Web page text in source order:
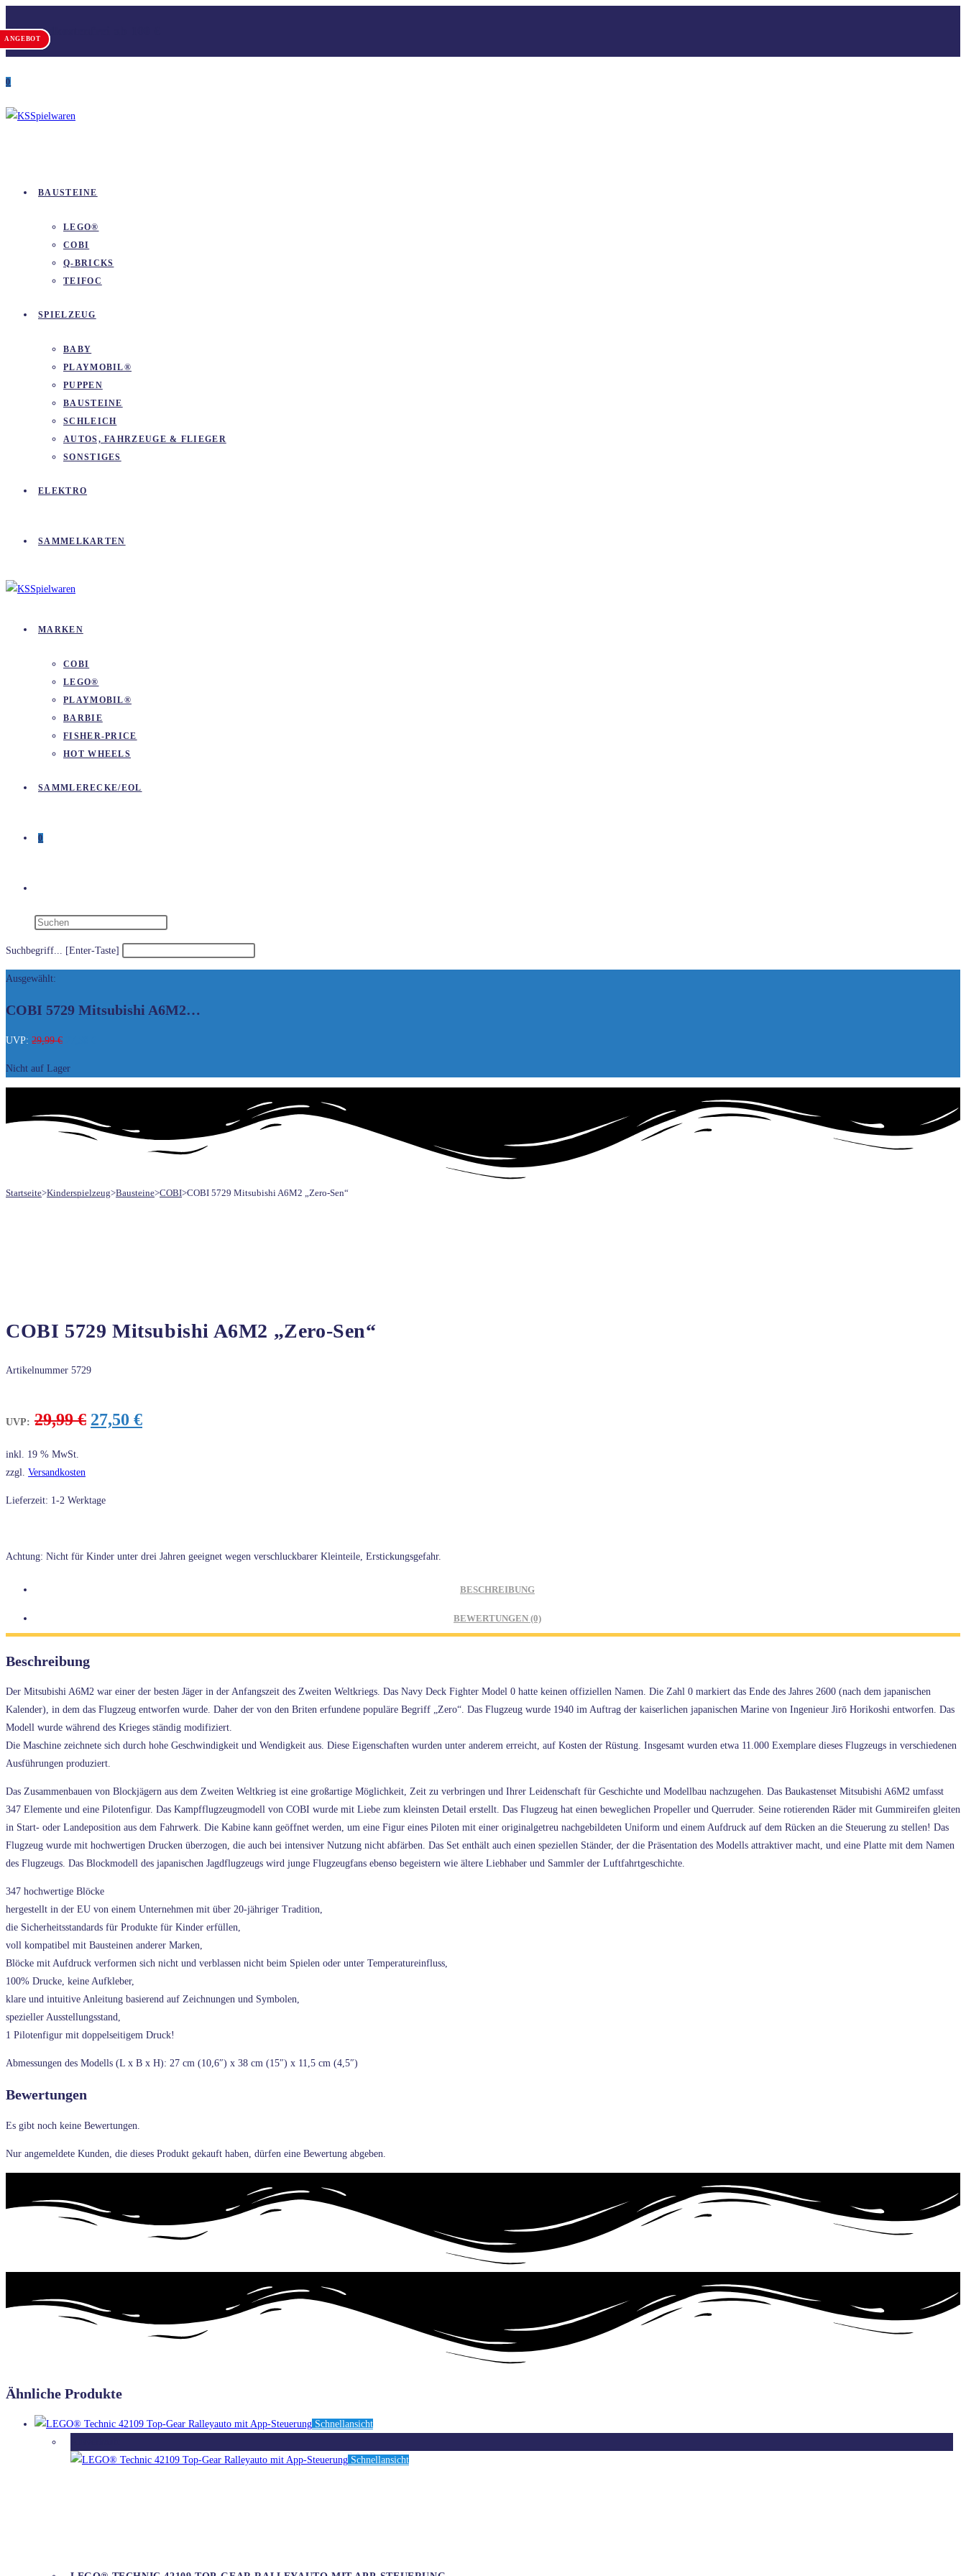
Inhalt
springen
Versandkostenfrei ab 100 €
0
BAUSTEINE
LEGO®
COBI
Q-BRICKS
TEIFOC
SPIELZEUG
BABY
PLAYMOBIL®
PUPPEN
BAUSTEINE
SCHLEICH
AUTOS, FAHRZEUGE & FLIEGER
SONSTIGES
ELEKTRO
SAMMELKARTEN
MARKEN
COBI
LEGO®
PLAYMOBIL®
BARBIE
FISHER-PRICE
HOT WHEELS
SAMMLERECKE/EOL
0
Suchbegriff... [Enter-Taste]
Ausgewählt:
COBI 5729 Mitsubishi A6M2…
UVP: 29,99€
war:
ist:
Nicht auf Lager
Startseite>Kinderspielzeug>Bausteine>COBI>COBI 5729 Mitsubishi A6M2 „Zero-Sen“
ANGEBOT
COBI 5729 Mitsubishi A6M2 „Zero-Sen“
Artikelnummer 5729
UVP: 29,99€ Ursprünglicher
27,50 €Aktueller
inkl. 19 % MwSt.
zzgl. Versandkosten
Lieferzeit: 1-2 Werktage
Achtung: Nicht für Kinder unter drei Jahren geeignet wegen verschluckbarer Kleinteile, Erstickungsgefahr.
BESCHREIBUNG
BEWERTUNGEN (0)
Beschreibung
Der Mitsubishi A6M2 war einer der besten Jäger in der Anfangszeit des Zweiten Weltkriegs. Das Navy Deck Fighter Model 0 hatte keinen offiziellen Namen. Die Zahl 0 markiert das Ende des Jahres 2600 (nach dem japanischen
Kalender), in dem das Flugzeug entworfen wurde. Daher der von den Briten erfundene populäre Begriff „Zero“. Das Flugzeug wurde 1940 im Auftrag der kaiserlichen japanischen Marine von Ingenieur Jirō Horikoshi entworfen. Das
Modell wurde während des Krieges ständig modifiziert.
Die Maschine zeichnete sich durch hohe Geschwindigkeit und Wendigkeit aus. Diese Eigenschaften wurden unter anderem erreicht, auf Kosten der Rüstung. Insgesamt wurden etwa 11.000 Exemplare dieses Flugzeugs in verschiedenen
Ausführungen produziert.
Das Zusammenbauen von Blockjägern aus dem Zweiten Weltkrieg ist eine großartige Möglichkeit, Zeit zu verbringen und Ihrer Leidenschaft für Geschichte und Modellbau nachzugehen. Das Baukastenset Mitsubishi A6M2 umfasst
347 Elemente und eine Pilotenfigur. Das Kampfflugzeugmodell von COBI wurde mit Liebe zum kleinsten Detail erstellt. Das Flugzeug hat einen beweglichen Propeller und Querruder. Seine rotierenden Räder mit Gummireifen gleiten
in Start- oder Landeposition aus dem Fahrwerk. Die Kabine kann geöffnet werden, um eine Figur eines Piloten mit einer originalgetreu nachgebildeten Uniform und einem Aufdruck auf dem Rücken an die Steuerung zu stellen! Das
Flugzeug wurde mit hochwertigen Drucken überzogen, die auch bei intensiver Nutzung nicht abfärben. Das Set enthält auch einen speziellen Ständer, der die Präsentation des Modells attraktiver macht, und eine Platte mit dem Namen
des Flugzeugs. Das Blockmodell des japanischen Jagdflugzeugs wird junge Flugzeugfans ebenso begeistern wie ältere Liebhaber und Sammler der Luftfahrtgeschichte.
347 hochwertige Blöcke
hergestellt in der EU von einem Unternehmen mit über 20-jähriger Tradition,
die Sicherheitsstandards für Produkte für Kinder erfüllen,
voll kompatibel mit Bausteinen anderer Marken,
Blöcke mit Aufdruck verformen sich nicht und verblassen nicht beim Spielen oder unter Temperatureinfluss,
100% Drucke, keine Aufkleber,
klare und intuitive Anleitung basierend auf Zeichnungen und Symbolen,
spezieller Ausstellungsstand,
1 Pilotenfigur mit doppelseitigem Druck!
Abmessungen des Modells (L x B x H): 27 cm (10,6″) x 38 cm (15″) x 11,5 cm (4,5″)
Bewertungen
Es gibt noch keine Bewertungen.
Nur angemeldete Kunden, die dieses Produkt gekauft haben, dürfen eine Bewertung abgeben.
Ähnliche Produkte
Schnellansicht
Schnellansicht
ANGEBOT